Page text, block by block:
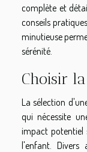
complète et
conseils
minutieuse
sérénité.
Choisir
La sélection
qui nécessite
impact potentiel
l'enfant. Divers